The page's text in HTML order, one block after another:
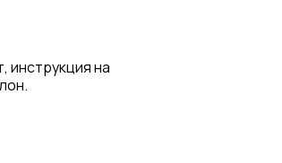
инструкция на